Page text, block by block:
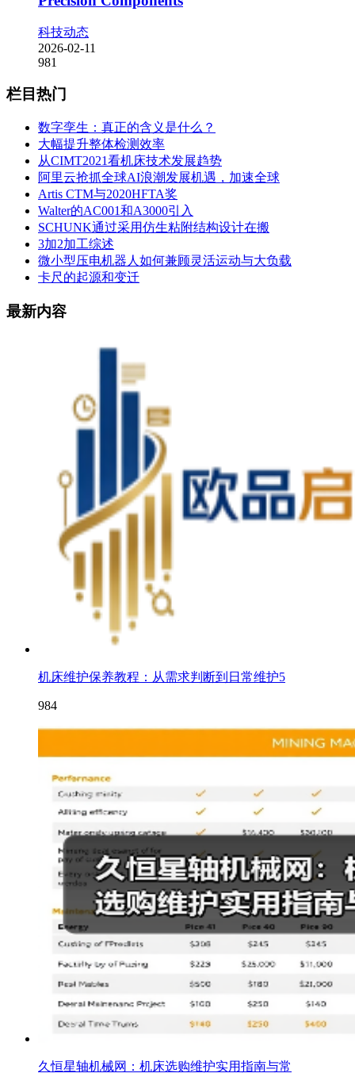
科技动态
2026-02-11
981
栏目热门
数字孪生：真正的含义是什么？
大幅提升整体检测效率
从CIMT2021看机床技术发展趋势
阿里云抢抓全球AI浪潮发展机遇，加速全球
Artis CTM与2020HFTA奖
Walter的AC001和A3000引入
SCHUNK通过采用仿生粘附结构设计在搬
3加2加工综述
微小型压电机器人如何兼顾灵活运动与大负载
卡尺的起源和变迁
最新内容
机床维护保养教程：从需求判断到日常维护5
984
久恒星轴机械网：机床选购维护实用指南与常